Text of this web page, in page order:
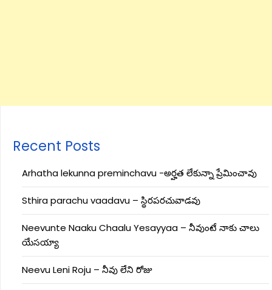
Recent Posts
Arhatha lekunna preminchavu -అర్హత లేకున్నా ప్రేమించావు
Sthira parachu vaadavu – స్థిరపరచువాడవు
Neevunte Naaku Chaalu Yesayyaa – నీవుంటే నాకు చాలు
యేసయ్యా
Neevu Leni Roju – నీవు లేని రోజు